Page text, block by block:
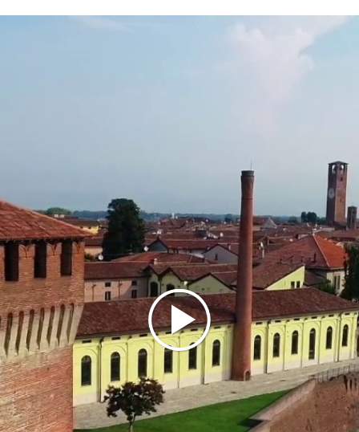
torre civica, il palazzo del Podestà, il palazzo Nuovo
Maria delle Grazie, frutto del mecenatismo degli
Sforza e degli Stampa, che racchiude molti tesori
d’arte e le visioni bucoliche. In un luogo di antiche
paludi, Soncino cerca di sopravvivere alla
distruzione della campagna tenendo insieme il suo
fiero aspetto di città murata e oasi di bellezza.
Rogge, canali alberati, navigli continuano a
circondare il rosso acceso dei cotti delle mura,
anche se gli stampatori ebrei se ne sono andati.
Visitare Soncino di sera, alla scoperta di enigmi e
misteri del borgo medievale, è un’esperienza
suggestiva per riscoprire luoghi permeati di storia e